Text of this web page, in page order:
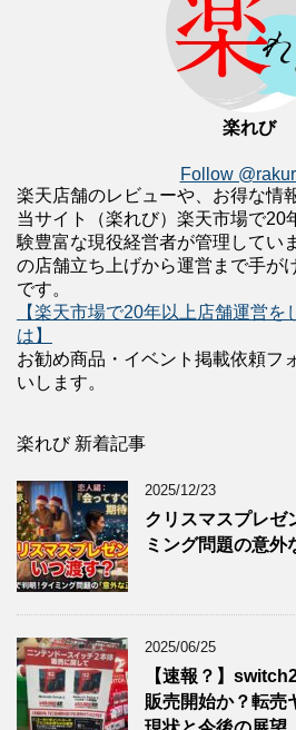
楽れび
Follow
楽天店舗のレビューや、お得な情
当サイト（楽れび）楽天市場で20
験豊富な現役経営者が管理してい
の店舗立ち上げから運営まで手が
です。
【楽天市場で20年以上店舗運営を
は】
お勧め商品・イベント掲載依頼フ
いします。
楽れび 新着記事
2025/12/23
クリスマスプレゼ
ミング問題の意外
2025/06/25
【速報？】
販売開始か？転売